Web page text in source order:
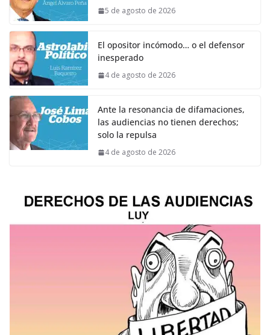
5 de agosto de 2026
El opositor incómodo… o el defensor
inesperado
4 de agosto de 2026
Ante la resonancia de difamaciones,
las audiencias no tienen derechos;
solo la repulsa
4 de agosto de 2026